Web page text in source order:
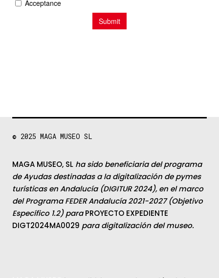
© 2025 MAGA MUSEO SL
MAGA MUSEO, SL ha sido beneficiaria del programa
de Ayudas destinadas a la digitalización de pymes
turísticas en Andalucía (DIGITUR 2024), en el marco
del Programa FEDER Andalucía 2021-2027 (Objetivo
Específico 1.2) paraPROYECTO EXPEDIENTE
DIGT2024MA0029 para digitalización del museo.